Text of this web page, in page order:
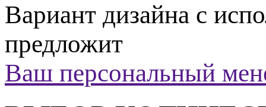
Вариант дизайна с
предложит
Ваш персональный